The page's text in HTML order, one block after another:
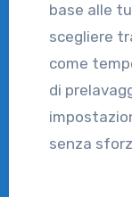
base alle
scegliere
come
di
senza